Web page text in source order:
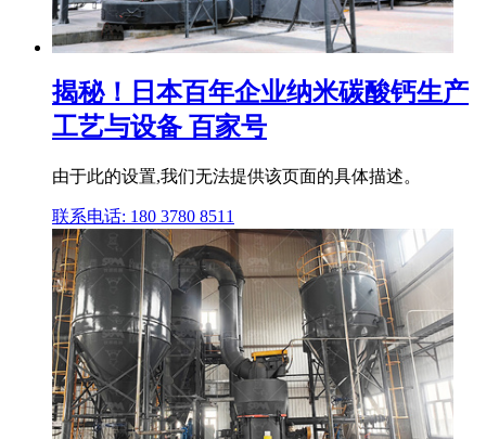
揭秘！日本百年企业纳米碳酸钙生产
工艺与设备 百家号
由于此的设置,我们无法提供该页面的具体描述。
联系电话: 180 3780 8511